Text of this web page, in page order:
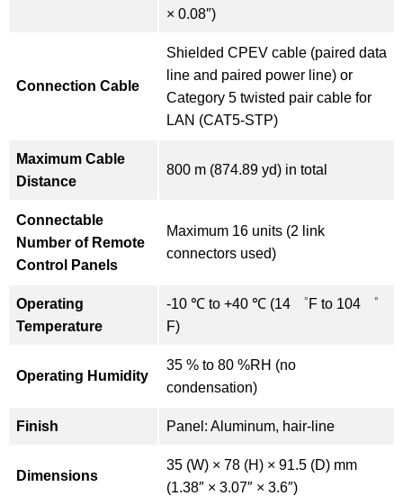
× 0.08″)
Connection Cable
Shielded CPEV cable (paired data
line and paired power line) or
Category 5 twisted pair cable for
LAN (CAT5-STP)
Maximum Cable
Distance
800 m (874.89 yd) in total
Connectable
Number of Remote
Control Panels
Maximum 16 units (2 link
connectors used)
Operating
Temperature
-10 ℃ to +40 ℃ (14 ゜F to 104 ゜
F)
Operating Humidity
35 % to 80 %RH (no
condensation)
Finish Panel: Aluminum, hair-line
Dimensions
35 (W) × 78 (H) × 91.5 (D) mm
(1.38″ × 3.07″ × 3.6″)